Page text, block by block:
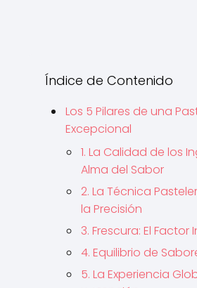
Índice de Contenido
Los 5 Pilares de una
Excepcional
1. La Calidad de los
Alma del Sabor
2. La Técnica
la Precisión
3. Frescura: El
4. Equilibrio de
5. La Experiencia